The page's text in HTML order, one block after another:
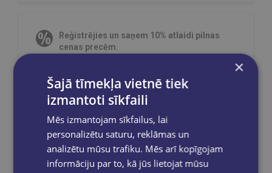
Reģistrējies un saņem 10% atlaidi pilnas
cenas precēm.
izsūtīti 2-5 darba dienu laikā.
Bezmaksas piegādeuz OMNIVA
pakomātiem Latvijāpasūtījumiem no €40.00.
Bezmaksas piegāde jebkurā GLOBUSS
grāmatnīcā 1-5 darba dienu laikā, kad
pasūtījums būs gatavs saņemšanai, saņemsi
e-pastu un/ vai SMS.
×
Šajā tīmekļa vietnē tiek
izmantoti sīkfaili
Mēs izmantojam sīkfailus, lai
personalizētu saturu, reklāmas un
analizētu mūsu trafiku. Mēs arī kopīgojam
informāciju par to, kā jūs lietojat mūsu